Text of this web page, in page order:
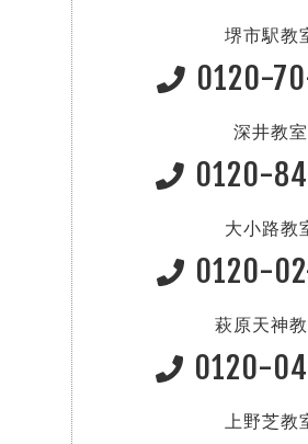
堺市駅教
0120-
深井教室
0120-
大小路教
0120-
萩原天神
0120-
上野芝教